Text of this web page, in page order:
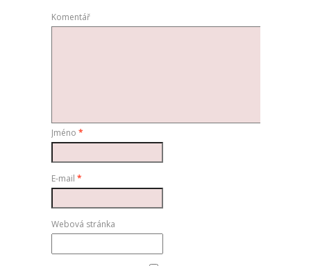
Komentář
Jméno *
E-mail *
Webová stránka